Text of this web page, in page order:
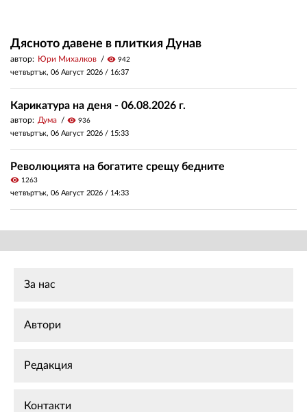
Дясното давене в плиткия Дунав
автор: Юри Михалков visibility 942
четвъртък, 06 Август 2026 / 16:37
Карикатура на деня - 06.08.2026 г.
автор: Дума visibility 936
четвъртък, 06 Август 2026 / 15:33
Революцията на богатите срещу бедните
visibility 1263
четвъртък, 06 Август 2026 / 14:33
За нас
Автори
Редакция
Контакти